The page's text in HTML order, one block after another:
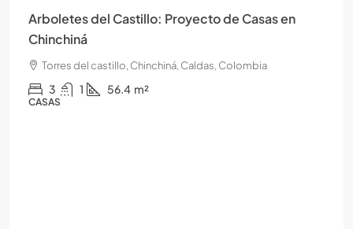
Arboletes del Castillo: Proyecto de Casas en
Chinchiná
Torres del castillo, Chinchiná, Caldas, Colombia
3 1 56.4 m²
CASAS